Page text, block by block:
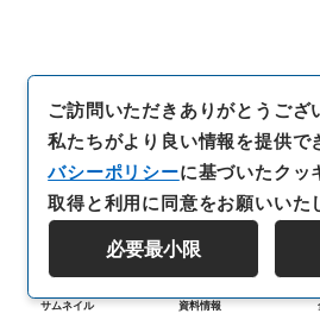
サムネイル 資料情報
ご訪問いただきありがとうござ
私たちがより良い情報を提供で
バシーポリシーに基づいたク
取得と利用に同意をお願いいた
必要最小限